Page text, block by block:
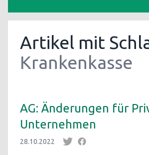
Artikel mit
Krankenkasse
AG: Änderungen für
Unternehmen
28.10.2022